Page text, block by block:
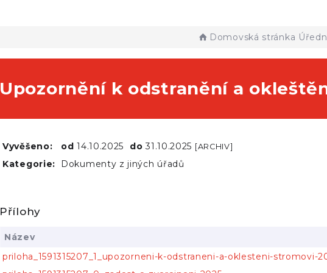
Domovská stránka
Upozornění k odstranění a
Vyvěšeno: od14.10.2025 do31.10.2025 [ARCHIV]
Kategorie: Dokumenty z jiných úřadů
Přílohy
Název
priloha_1591315207_1_upozorneni-k-odstraneni-a-oklesteni-stromovi-